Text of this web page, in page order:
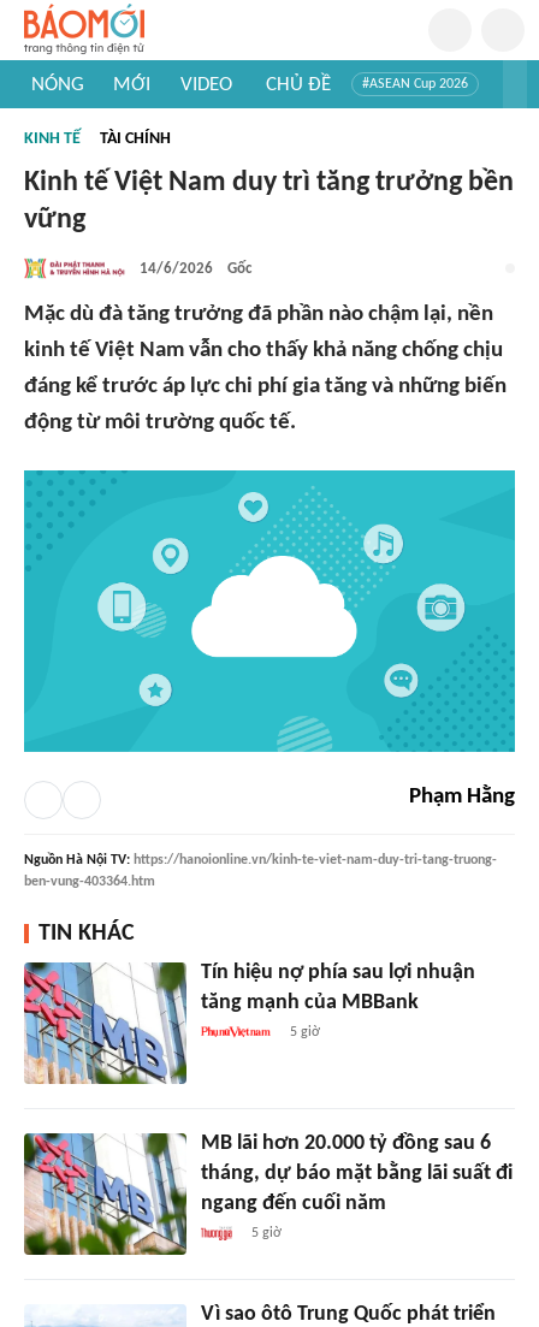
NÓNG MỚI VIDEO CHỦ ĐỀ #ASEAN Cup 2026
#Khám phá thế giới
KINH TẾ TÀI CHÍNH
Kinh tế Việt Nam duy trì tăng trưởng bền
vững
14/6/2026 Gốc
Mặc dù đà tăng trưởng đã phần nào chậm lại, nền
kinh tế Việt Nam vẫn cho thấy khả năng chống chịu
đáng kể trước áp lực chi phí gia tăng và những biến
động từ môi trường quốc tế.
Phạm Hằng
Nguồn Hà Nội TV: https://hanoionline.vn/kinh-te-viet-nam-duy-tri-tang-truong-
ben-vung-403364.htm
TIN KHÁC
Tín hiệu nợ phía sau lợi nhuận
tăng mạnh của MBBank
5 giờ
MB lãi hơn 20.000 tỷ đồng sau 6
tháng, dự báo mặt bằng lãi suất đi
ngang đến cuối năm
5 giờ
Vì sao ôtô Trung Quốc phát triển